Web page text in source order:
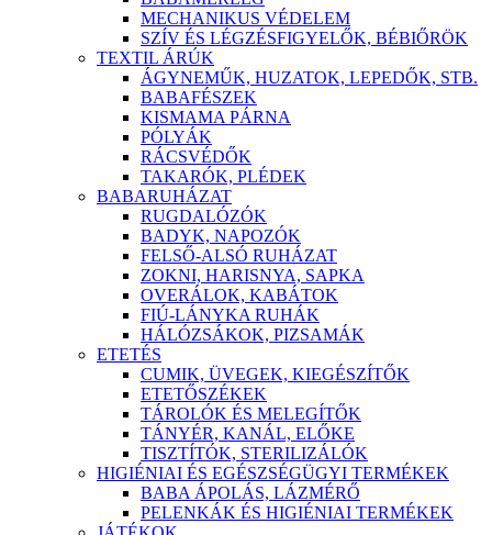
MECHANIKUS VÉDELEM
SZÍV ÉS LÉGZÉSFIGYELŐK, BÉBIŐRÖK
TEXTIL ÁRÚK
ÁGYNEMŰK, HUZATOK, LEPEDŐK, STB.
BABAFÉSZEK
KISMAMA PÁRNA
PÓLYÁK
RÁCSVÉDŐK
TAKARÓK, PLÉDEK
BABARUHÁZAT
RUGDALÓZÓK
BADYK, NAPOZÓK
FELSŐ-ALSÓ RUHÁZAT
ZOKNI, HARISNYA, SAPKA
OVERÁLOK, KABÁTOK
FIÚ-LÁNYKA RUHÁK
HÁLÓZSÁKOK, PIZSAMÁK
ETETÉS
CUMIK, ÜVEGEK, KIEGÉSZÍTŐK
ETETŐSZÉKEK
TÁROLÓK ÉS MELEGÍTŐK
TÁNYÉR, KANÁL, ELŐKE
TISZTÍTÓK, STERILIZÁLÓK
HIGIÉNIAI ÉS EGÉSZSÉGÜGYI TERMÉKEK
BABA ÁPOLÁS, LÁZMÉRŐ
PELENKÁK ÉS HIGIÉNIAI TERMÉKEK